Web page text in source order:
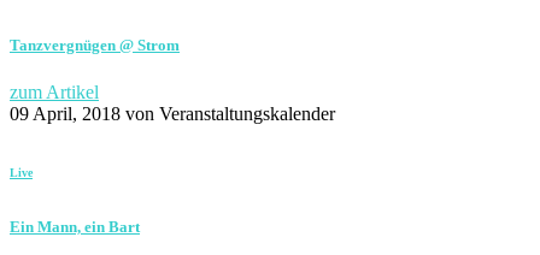
Tanzvergnügen @ Strom
zum Artikel
09 April, 2018 von Veranstaltungskalender
Live
Ein Mann, ein Bart